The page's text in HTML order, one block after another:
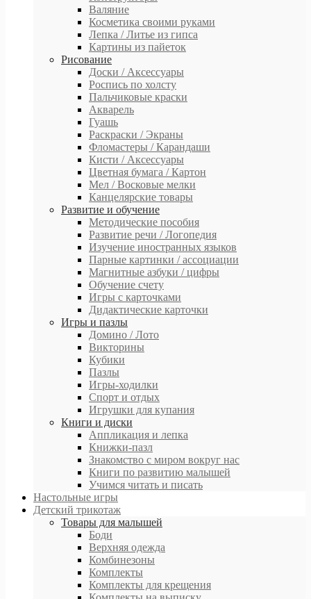
Валяние
Косметика своими руками
Лепка / Литье из гипса
Картины из пайеток
Рисование
Доски / Аксессуары
Роспись по холсту
Пальчиковые краски
Акварель
Гуашь
Раскраски / Экраны
Фломастеры / Карандаши
Кисти / Аксессуары
Цветная бумага / Картон
Мел / Восковые мелки
Канцелярские товары
Развитие и обучение
Методические пособия
Развитие речи / Логопедия
Изучение иностранных языков
Парные картинки / ассоциации
Магнитные азбуки / цифры
Обучение счету
Игры с карточками
Дидактические карточки
Игры и пазлы
Домино / Лото
Викторины
Кубики
Пазлы
Игры-ходилки
Спорт и отдых
Игрушки для купания
Книги и диски
Аппликация и лепка
Книжки-пазл
Знакомство с миром вокруг нас
Книги по развитию малышей
Учимся читать и писать
Настольные игры
Детский трикотаж
Товары для малышей
Боди
Верхняя одежда
Комбинезоны
Комплекты
Комплекты для крещения